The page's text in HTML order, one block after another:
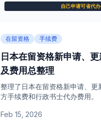
在留资格 手续费
日本在留资格新申请、
及费用总整理
整理了日本在留资格新申请、更
方手续费和行政书士代办费用。
Feb 15, 2026